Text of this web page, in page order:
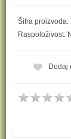
Šifra proizvoda:
Raspoloživost:
Dodaj